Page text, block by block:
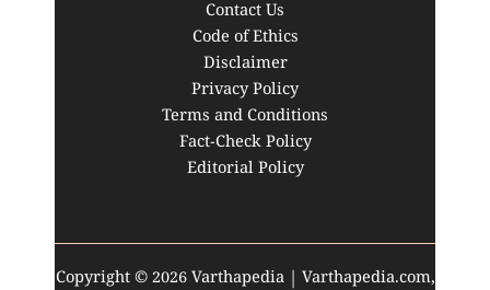
Contact Us
Code of Ethics
Disclaimer
Privacy Policy
Terms and Conditions
Fact-Check Policy
Editorial Policy
Copyright © 2026 Varthapedia | Varthapedia.com,